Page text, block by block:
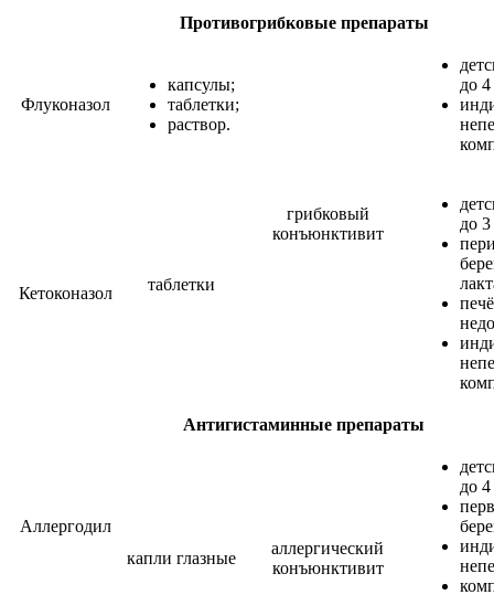
Противогрибковые препараты
Флуконазол
капсулы;
таблетки;
раствор.
грибковый
конъюнктивит
до 4
Кетоконазол таблетки
до 3
Антигистаминные препараты
Аллергодил
капли глазные
аллергический
конъюнктивит
до 4